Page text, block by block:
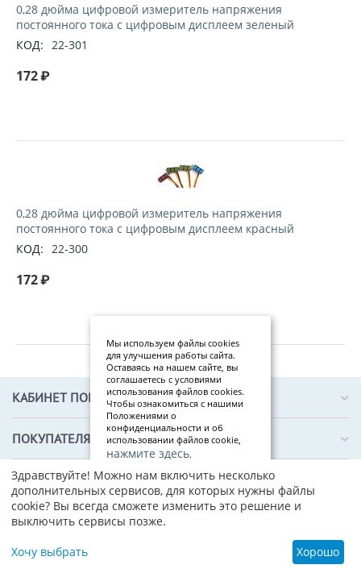
0,28 дюйма цифровой измеритель напряжения
постоянного тока с цифровым дисплеем зеленый
КОД: 22-301
172₽
0,28 дюйма цифровой измеритель напряжения
постоянного тока с цифровым дисплеем красный
КОД: 22-300
172₽
КАБИНЕТ ПОКУПАТЕЛЯ
ПОКУПАТЕЛЯМ
О КОМПАНИИ
© 2019–2026 ТЕХПРОФИ — интернет-магазин электронных
Мы используем файлы cookies
для улучшения работы сайта.
Оставаясь на нашем сайте, вы
соглашаетесь с условиями
использования файлов cookies.
Чтобы ознакомиться с нашими
Положениями о
конфиденциальности и об
использовании файлов cookie,
нажмите здесь.
Я
со
гл
ас
Здравствуйте! Можно нам включить несколько
дополнительных сервисов, для которых нужны файлы
cookie? Вы всегда сможете изменить это решение и
выключить сервисы позже.
Хочу выбрать Хорошо